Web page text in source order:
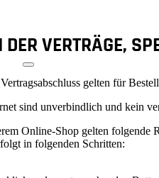
VERTRÄGE,
gelten für
sind unverbindlich und kein
Online-Shop gelten folgende
in folgenden Schritten: